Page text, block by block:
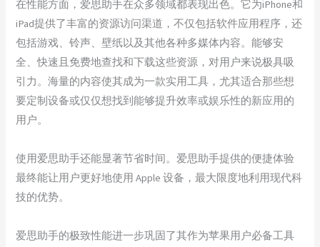
在性能方面，爱思助手在众多领域都表现出色。它为iPhone和
iPad提供了丰富的资源访问渠道，不仅包括软件应用程序，还
包括游戏、铃声、壁纸以及其他各种多媒体内容。能够安
全、快速且免费地查找和下载这些资源，对用户来说极具吸
引力。海量的内容使其成为一款实用工具，尤其适合那些想
要定制设备或仅仅想找到能够提升效率或娱乐性的新应用的
用户。
使用爱思助手还能显著节省时间。爱思助手提供的便捷体验
最终能让用户更好地使用 Apple 设备，最大限度地利用现代科
技的优势。
爱思助手的极致性能进一步巩固了其作为苹果用户必备工具